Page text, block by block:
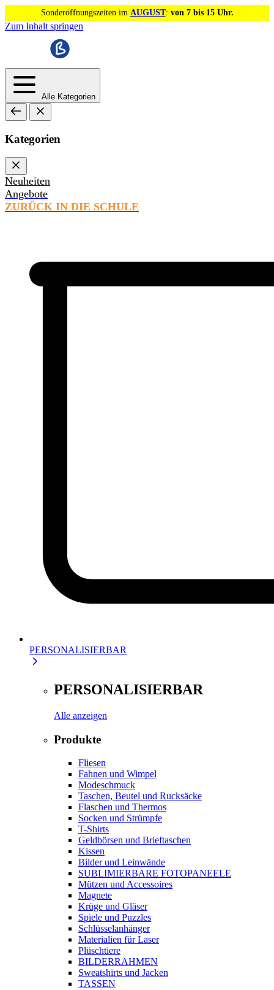
Sonderöffnungszeiten im AUGUST: von 7 bis 15 Uhr.
Zum Inhalt springen
Alle Kategorien
Kategorien
Neuheiten
Angebote
ZURÜCK IN DIE SCHULE
PERSONALISIERBAR
PERSONALISIERBAR
Alle anzeigen
Produkte
Fliesen
Fahnen und Wimpel
Modeschmuck
Taschen, Beutel und Rucksäcke
Flaschen und Thermos
Socken und Strümpfe
T-Shirts
Geldbörsen und Brieftaschen
Kissen
Bilder und Leinwände
SUBLIMIERBARE FOTOPANEELE
Mützen und Accessoires
Magnete
Krüge und Gläser
Spiele und Puzzles
Schlüsselanhänger
Materialien für Laser
Plüschtiere
BILDERRAHMEN
Sweatshirts und Jacken
TASSEN